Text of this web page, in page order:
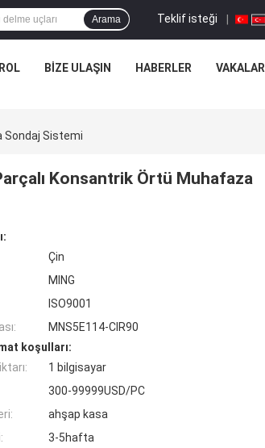
Teklif isteği |
Arama
BIZE ULAŞIN HABERLER VAKALAR
Sondaj Sistemi
Konsantrik Örtü Muhafaza
Çin
MING
ISO9001
MNS5E114-CIR90
koşulları:
1 bilgisayar
300-99999USD/PC
ahşap kasa
3-5hafta